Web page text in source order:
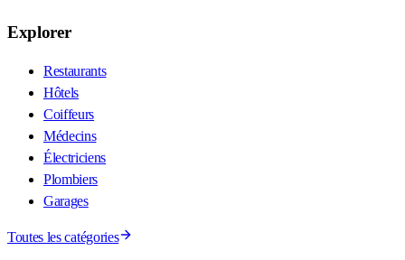
Explorer
Restaurants
Hôtels
Coiffeurs
Médecins
Électriciens
Plombiers
Garages
Toutes les catégories